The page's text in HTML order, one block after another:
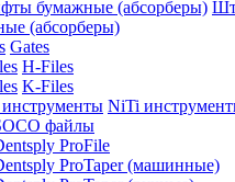
(абсорберы)
Gates
H-Files
K-Files
NiTi
файлы
ProFile
ProTaper (машинные)